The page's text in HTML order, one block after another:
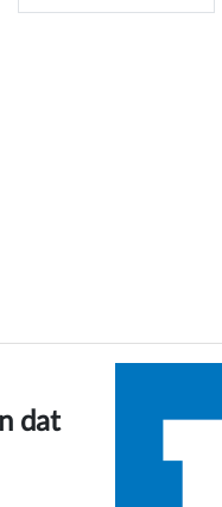
dat